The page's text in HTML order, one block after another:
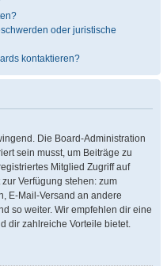
oder juristische
kontaktieren?
Die Board-Administration
sein musst, um Beiträge zu
Mitglied Zugriff auf
Verfügung stehen: zum
E-Mail-Versand an andere
so weiter. Wir empfehlen dir eine
dir zahlreiche Vorteile bietet.